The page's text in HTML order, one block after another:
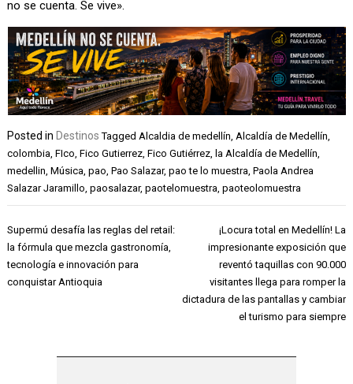
no se cuenta. Se vive».
Posted in Destinos TaggedAlcaldia de medellín,Alcaldía de Medellín,
colombia,FIco,Fico Gutierrez,Fico Gutiérrez, la Alcaldía de Medellín,
medellin,Música,pao,Pao Salazar,pao te lo muestra,Paola Andrea
Salazar Jaramillo,paosalazar,paotelomuestra,paoteolomuestra
Navegación
de
entradas
Supermú desafía las reglas del retail:
la fórmula que mezcla gastronomía,
tecnología e innovación para
conquistar Antioquia
¡Locura total en Medellín! La
impresionante exposición que
reventó taquillas con 90.000
visitantes llega para romper la
dictadura de las pantallas y cambiar
el turismo para siempre